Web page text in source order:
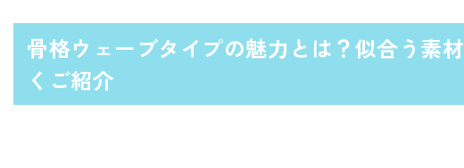
骨格ウェーブタイプの魅力とは？似合う素
くご紹介